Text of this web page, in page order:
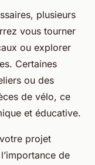
plusieurs
vous tourner
ou explorer
Certaines
ou des
de vélo, ce
et éducative.
projet
de